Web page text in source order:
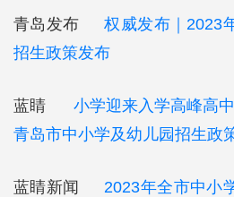
青岛发布权威发布｜2023
招生政策发布
蓝睛 小学迎来入学高峰高
青岛市中小学及幼儿园招生政
蓝睛新闻 2023年全市中小